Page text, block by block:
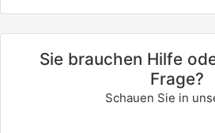
Sie brauchen Hilfe
Frage?
Schauen Sie in